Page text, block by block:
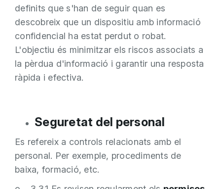
definits que s'han de seguir quan es
descobreix que un dispositiu amb informació
confidencial ha estat perdut o robat.
L'objectiu és minimitzar els riscos associats a
la pèrdua d'informació i garantir una resposta
ràpida i efectiva.
Seguretat del personal
Es refereix a controls relacionats amb el
personal. Per exemple, procediments de
baixa, formació, etc.